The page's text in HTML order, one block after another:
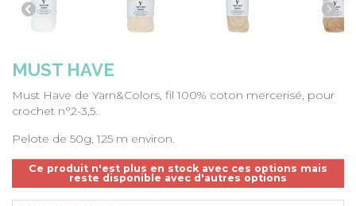
MUST HAVE
Must Have de Yarn&Colors, fil 100% coton mercerisé, pour
crochet n°2-3,5.
Pelote de 50g, 125 m environ.
Ce produit n'est plus en stock avec ces options mais
reste disponible avec d'autres options